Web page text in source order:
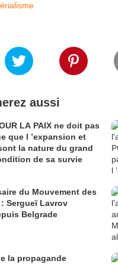
aussi
LA PAIX ne doit pas
que l ’expansion et
la nature du grand
de sa survie
du Mouvement des
Sergueï Lavrov
Belgrade
la propagande